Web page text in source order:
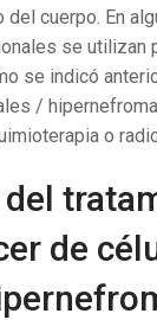
cuerpo. En
se utilizan
se indicó
/
o
de